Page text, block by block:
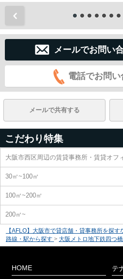
メールでお問い
電話でお問
メールで共有する
こだわり特集
大阪市西区周辺の賃貸事務所・賃貸オフ
30㎡~100㎡
100㎡~200㎡
200㎡~
【AFLO】大阪市で貸店舗・貸事務所を探す
路線・駅から探す > 大阪メトロ地下鉄四つ
HOME テ